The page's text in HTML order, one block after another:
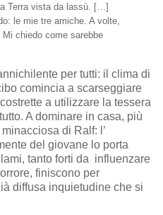
Terra vista da lassù. […]
le mie tre amiche. A volte,
chiedo come sarebbe
per tutti: il clima di
comincia a scarseggiare
a utilizzare la tessera
A dominare in casa, più
di Ralf: l’
del giovane lo porta
tanto forti da influenzare
finiscono per
diffusa inquietudine che si